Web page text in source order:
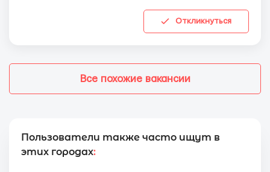
Откликнуться
Все похожие вакансии
Пользователи также часто ищут в
этих городах: